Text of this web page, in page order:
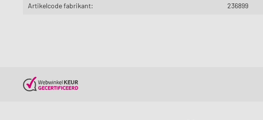
Artikelcode fabrikant: 236899